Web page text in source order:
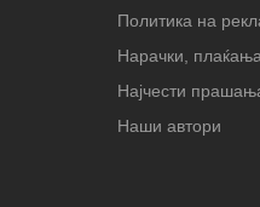
Политика на
Нарачки,
Најчести
Наши автори